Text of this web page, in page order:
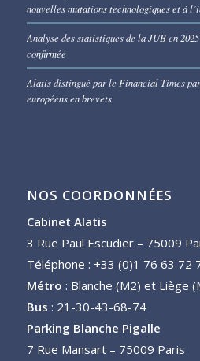
nouvelles mutations technologiques et à
Analyse des statistiques de la JUB en
confirmée
Alatis distingué par le Financial Times
européens en brevets
NOS COORDONNÉES
Cabinet Alatis
3 Rue Paul Escudier – 75009
Téléphone : +33 (0)1 76 63 72
Métro : Blanche (M2) et Liège
Bus : 21-30-43-68-74
Parking Blanche Pigalle
7 Rue Mansart – 75009 Paris